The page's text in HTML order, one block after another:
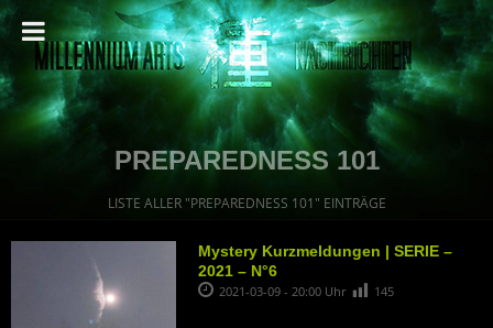
PREPAREDNESS 101
LISTE ALLER "PREPAREDNESS 101" EINTRÄGE
Mystery Kurzmeldungen | SERIE –
2021 – N°6
2021-03-09 - 20:00 Uhr 145